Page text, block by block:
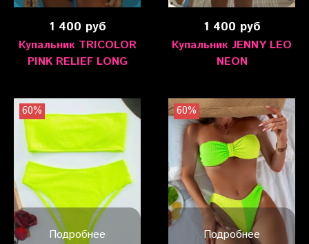
1 400 руб
Купальник TRICOLOR
PINK RELIEF LONG
1 400 руб
Купальник JENNY LEO
NEON
Подробнее
60%
Подробнее
60%